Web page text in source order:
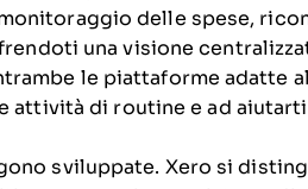
delle spese,
una visione
le piattaforme adatte
attività di routine e ad
sviluppate. Xero si